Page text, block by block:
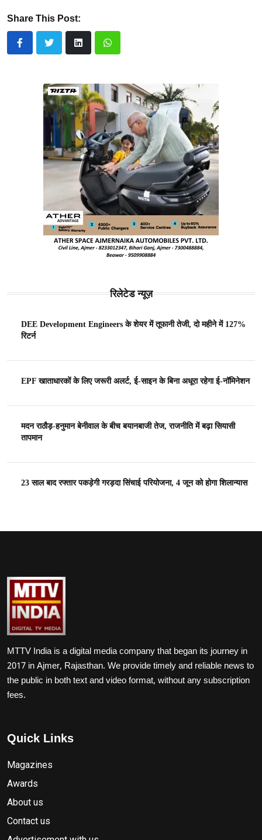
Share This Post:
रिलेटेड न्यूज़
DEE Development Engineers के शेयर में तूफानी तेजी, दो महीने में 127%
रिटर्न
EPF खाताधारकों के लिए जरूरी अलर्ट, ई-साइन के बिना अधूरा रहेगा ई-नॉमिनेशन
मदन राठौड़-हनुमान बेनीवाल के बीच बयानबाजी तेज, राजनीति में बढ़ा सियासी
तापमान
23 साल बाद रफ्तार पकड़ेगी गरड़दा सिंचाई परियोजना, 4 जून को होगा शिलान्यास
MTTV India is a digital media company that began its journey in
2017 in Ajmer, Rajasthan. We provide timely and reliable news to
the public in both text and video format, without any subscription
fees.
Quick Links
Magazines
Awards
About us
Contact us